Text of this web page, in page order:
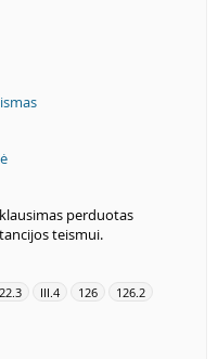
perduotas
teismui.
III.4 126 126.2